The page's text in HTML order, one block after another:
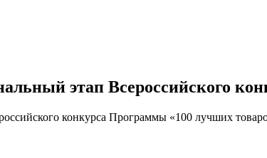
этап Всероссийского